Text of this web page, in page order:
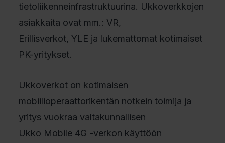
tietoliikenneinfrastruktuurina. Ukkoverkkojen
asiakkaita ovat mm.: VR,
Erillisverkot, YLE ja lukemattomat kotimaiset
PK-yritykset.
Ukkoverkot on kotimaisen
mobiilioperaattorikentän notkein toimija ja
yritys vuokraa valtakunnallisen
Ukko Mobile 4G -verkon käyttöön